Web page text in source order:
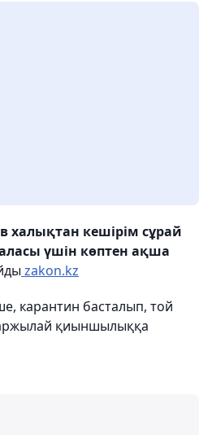
халықтан кешірім сұрай
үшін көптен ақша
zakon.kz
карантин басталып, той
қиыншылыққа